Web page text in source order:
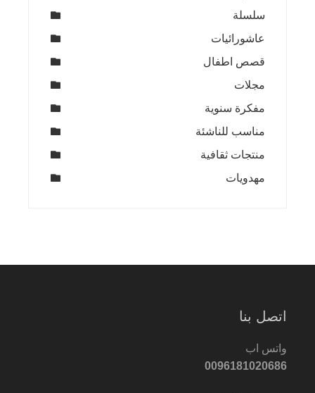
سلسلة
عاشورائيات
قصص اطفال
مجلات
مفكرة سنوية
مناسب للناشئة
منتجات ثقافية
مهدويات
اتصل بنا
واتس اب
0096181020686